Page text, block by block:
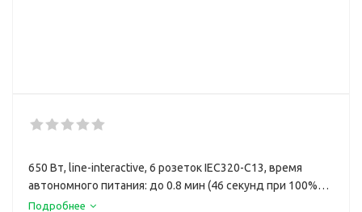
650 Вт, line-interactive, 6 розеток IEC320-C13, время
автономного питания: до 0.8 мин (46 секунд при 100%
нагрузке; 5.5 минут при 50% нагрузке)
Подробнее